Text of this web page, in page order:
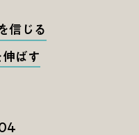
信じる
ばす